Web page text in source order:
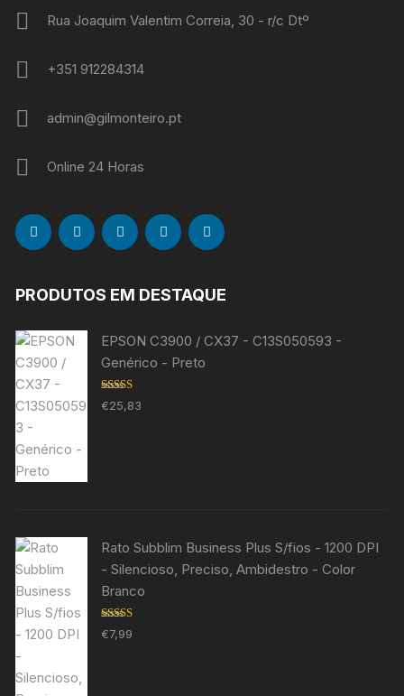
Rua Joaquim Valentim Correia, 30 - r/c Dtº
+351 912284314
admin@gilmonteiro.pt
Online 24 Horas
PRODUTOS EM DESTAQUE
EPSON C3900 / CX37 - C13S050593 -
Genérico - Preto
Avaliação
5.00de 5
€25,83
Rato Subblim Business Plus S/fios - 1200 DPI
- Silencioso, Preciso, Ambidestro - Color
Branco
Avaliação
5.00de 5
€7,99